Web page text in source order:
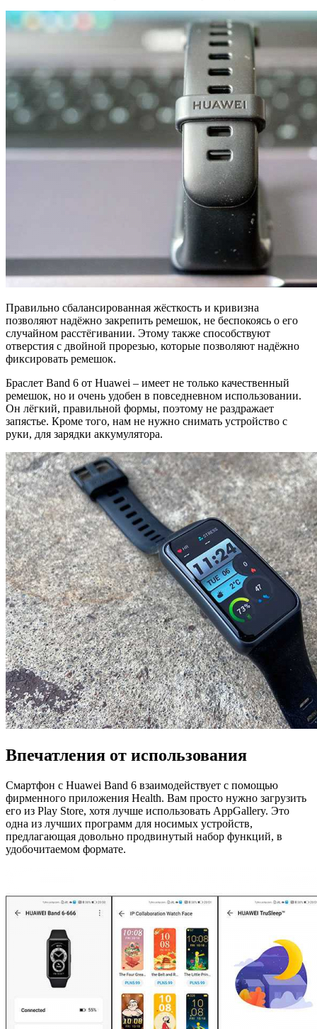
Правильно сбалансированная жёсткость и кривизна
позволяют надёжно закрепить ремешок, не беспокоясь о его
случайном расстёгивании. Этому также способствуют
отверстия с двойной прорезью, которые позволяют надёжно
фиксировать ремешок.
Браслет Band 6 от Huawei – имеет не только качественный
ремешок, но и очень удобен в повседневном использовании.
Он лёгкий, правильной формы, поэтому не раздражает
запястье. Кроме того, нам не нужно снимать устройство с
руки, для зарядки аккумулятора.
Впечатления от использования
Смартфон с Huawei Band 6 взаимодействует с помощью
фирменного приложения Health. Вам просто нужно загрузить
его из Play Store, хотя лучше использовать AppGallery. Это
одна из лучших программ для носимых устройств,
предлагающая довольно продвинутый набор функций, в
удобочитаемом формате.